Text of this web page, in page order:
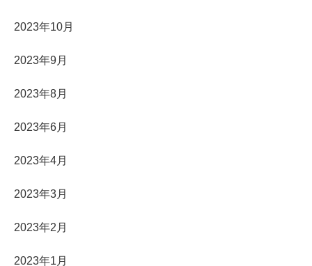
2023年10月
2023年9月
2023年8月
2023年6月
2023年4月
2023年3月
2023年2月
2023年1月